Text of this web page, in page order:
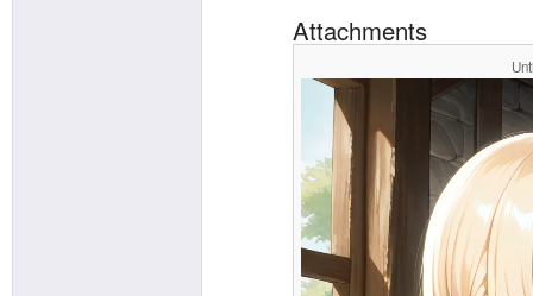
Attachments